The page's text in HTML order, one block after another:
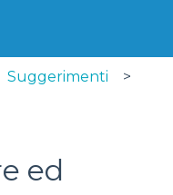
Suggerimenti
ed